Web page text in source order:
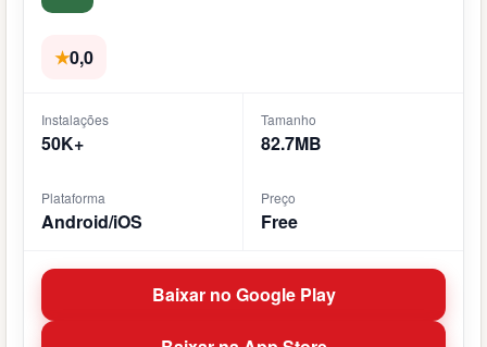
★0,0
Instalações
50K+
Tamanho
82.7MB
Plataforma
Android/iOS
Preço
Free
Baixar no Google Play